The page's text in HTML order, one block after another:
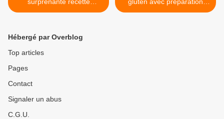
kosovare sans gluten avec
express mon fournil >
Hébergé par Overblog
Top articles
Pages
Contact
Signaler un abus
C.G.U.